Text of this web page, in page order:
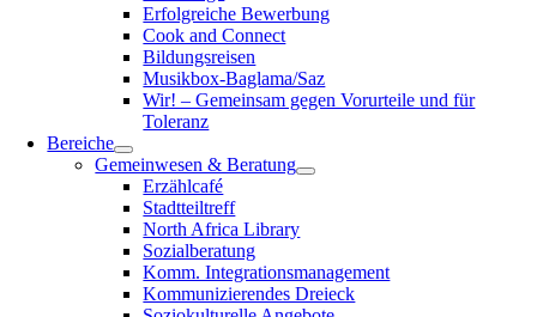
Erfolgreiche Bewerbung
Cook and Connect
Bildungsreisen
Musikbox-Baglama/Saz
Wir! – Gemeinsam gegen Vorurteile und für
Toleranz
Bereiche
Gemeinwesen & Beratung
Erzählcafé
Stadtteiltreff
North Africa Library
Sozialberatung
Komm. Integrationsmanagement
Kommunizierendes Dreieck